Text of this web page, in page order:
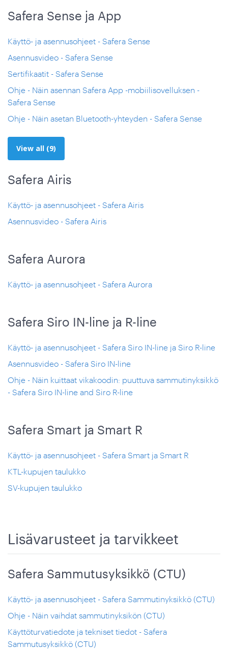
Safera Sense ja App
Käyttö- ja asennusohjeet - Safera Sense
Asennusvideo - Safera Sense
Sertifikaatit - Safera Sense
Ohje - Näin asennan Safera App -mobiilisovelluksen -
Safera Sense
Ohje - Näin asetan Bluetooth-yhteyden - Safera Sense
View all (9)
Safera Airis
Käyttö- ja asennusohjeet - Safera Airis
Asennusvideo - Safera Airis
Safera Aurora
Käyttö- ja asennusohjeet - Safera Aurora
Safera Siro IN-line ja R-line
Käyttö- ja asennusohjeet - Safera Siro IN-line ja Siro R-line
Asennusvideo - Safera Siro IN-line
Ohje - Näin kuittaat vikakoodin: puuttuva sammutinyksikkö
- Safera Siro IN-line and Siro R-line
Safera Smart ja Smart R
Käyttö- ja asennusohjeet - Safera Smart ja Smart R
KTL-kupujen taulukko
SV-kupujen taulukko
Lisävarusteet ja tarvikkeet
Safera Sammutusyksikkö (CTU)
Käyttö- ja asennusohjeet - Safera Sammutinyksikkö (CTU)
Ohje - Näin vaihdat sammutinyksikön (CTU)
Käyttöturvatiedote ja tekniset tiedot - Safera
Sammutusyksikkö (CTU)